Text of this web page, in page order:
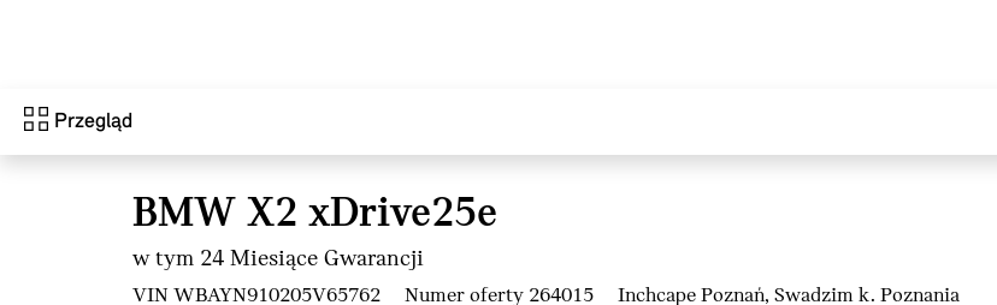
Przegląd
BMW X2 xDrive25e
w tym 24 Miesiące Gwarancji
VIN WBAYN910205V65762 Numer oferty 264015 Inchcape Poznań, Swadzim k. Poznania